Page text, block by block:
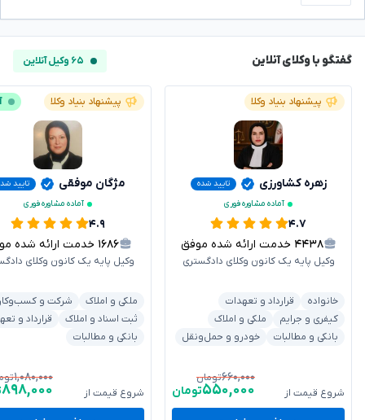
گفتگو با وکلای آنلاین ۶۵ وکیل آنلاین
پیشنهاد بنیاد وکلا
زهره کشاورزی
تایید شده
آماده مشاوره فوری
۴.۷
۴۴۳۸ خدمت ارائه شده موفق
وکیل پایه یک کانون وکلای دادگستری
خانواده
قرارداد و تعهدات
کیفری و جرایم
ملکی و املاک
بانکی و مطالبات
خودرو و حمل‌ونقل
شروع قیمت از
۶۶۰,۰۰۰تومان
۵۵۰,۰۰۰تومان
پیشنهاد بنیاد وکلا
مژگان موفقی
تایید
آماده مشاوره فوری
۴.۹
۱۶۸۶ خدمت ارائه شده موفق
وکیل پایه یک کانون وکلای
ملکی و املاک
شرکت و
ثبت اسناد و املاک
قرارداد و
بانکی و مطالبات
شروع قیمت از
۱,۰۸۰,۰۰۰
۸۹۸,۰۰۰